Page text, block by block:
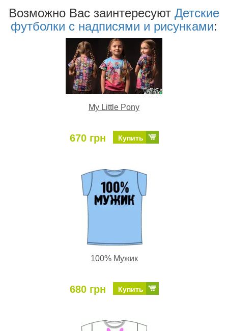
Возможно Ваc заинтересуют Детские
футболки с надписями и рисунками:
My Little Pony
670 грн Купить
100% Мужик
680 грн Купить